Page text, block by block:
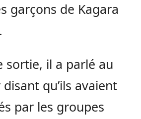
garçons de Kagara
sortie, il a parlé au
qu’ils avaient
par les groupes